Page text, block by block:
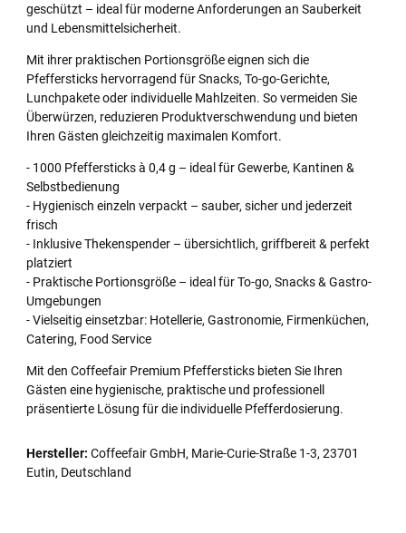
geschützt – ideal für moderne Anforderungen an Sauberkeit
und Lebensmittelsicherheit.
Mit ihrer praktischen Portionsgröße eignen sich die
Pfeffersticks hervorragend für Snacks, To-go-Gerichte,
Lunchpakete oder individuelle Mahlzeiten. So vermeiden Sie
Überwürzen, reduzieren Produktverschwendung und bieten
Ihren Gästen gleichzeitig maximalen Komfort.
- 1000 Pfeffersticks à 0,4 g – ideal für Gewerbe, Kantinen &
Selbstbedienung
- Hygienisch einzeln verpackt – sauber, sicher und jederzeit
frisch
- Inklusive Thekenspender – übersichtlich, griffbereit & perfekt
platziert
- Praktische Portionsgröße – ideal für To-go, Snacks & Gastro-
Umgebungen
- Vielseitig einsetzbar: Hotellerie, Gastronomie, Firmenküchen,
Catering, Food Service
Mit den Coffeefair Premium Pfeffersticks bieten Sie Ihren
Gästen eine hygienische, praktische und professionell
präsentierte Lösung für die individuelle Pfefferdosierung.
Hersteller: Coffeefair GmbH, Marie-Curie-Straße 1-3, 23701
Eutin, Deutschland